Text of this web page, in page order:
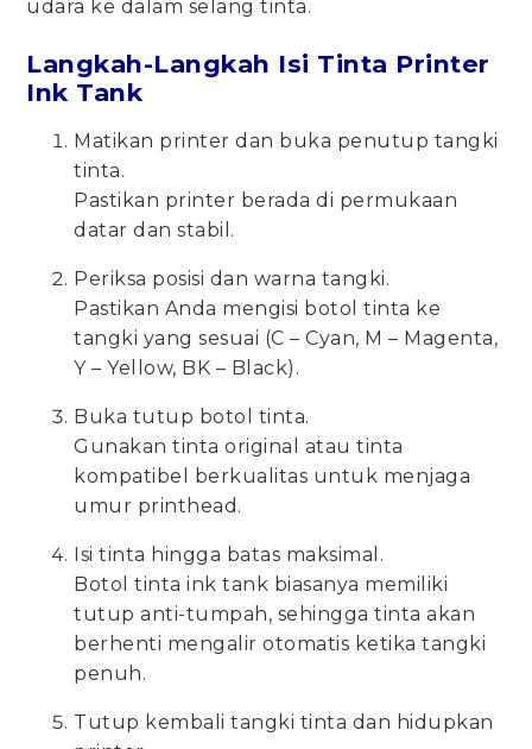
udara ke dalam selang tinta.
Langkah-Langkah Isi Tinta Printer
Ink Tank
Matikan printer dan buka penutup tangki
tinta.
Pastikan printer berada di permukaan
datar dan stabil.
Periksa posisi dan warna tangki.
Pastikan Anda mengisi botol tinta ke
tangki yang sesuai (C – Cyan, M – Magenta,
Y – Yellow, BK – Black).
Buka tutup botol tinta.
Gunakan tinta original atau tinta
kompatibel berkualitas untuk menjaga
umur printhead.
Isi tinta hingga batas maksimal.
Botol tinta ink tank biasanya memiliki
tutup anti-tumpah, sehingga tinta akan
berhenti mengalir otomatis ketika tangki
penuh.
Tutup kembali tangki tinta dan hidupkan